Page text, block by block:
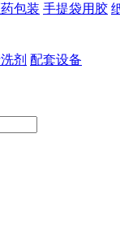
包装 手提袋用胶
剂 配套设备